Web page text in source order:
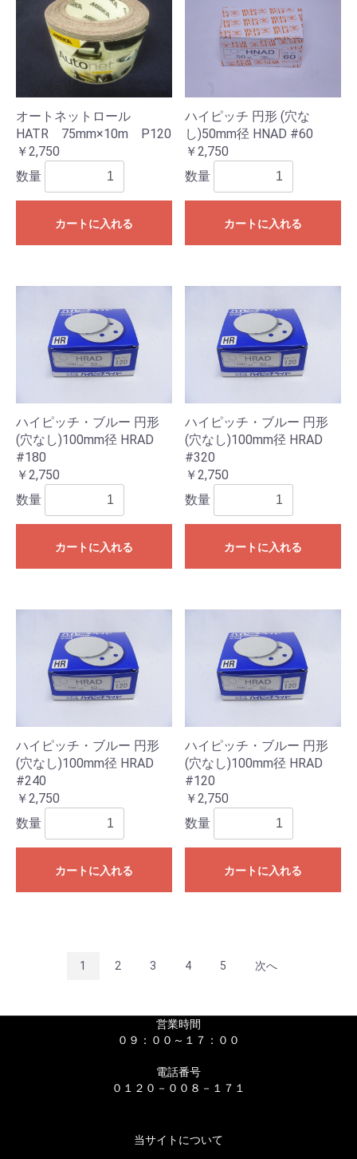
オートネットロール
HATR 75mm×10m P120
￥2,750
数量
カートに入れる
ハイピッチ 円形 (穴な
し)50mm径 HNAD #60
￥2,750
数量
カートに入れる
ハイピッチ・ブルー 円形
(穴なし)100mm径 HRAD
#180
￥2,750
数量
カートに入れる
ハイピッチ・ブルー 円形
(穴なし)100mm径 HRAD
#320
￥2,750
数量
カートに入れる
ハイピッチ・ブルー 円形
(穴なし)100mm径 HRAD
#240
￥2,750
数量
カートに入れる
ハイピッチ・ブルー 円形
(穴なし)100mm径 HRAD
#120
￥2,750
数量
カートに入れる
1 2 3 4 5 次へ
営業時間
０９：００～１７：００
電話番号
０１２０－００８－１７１
当サイトについて